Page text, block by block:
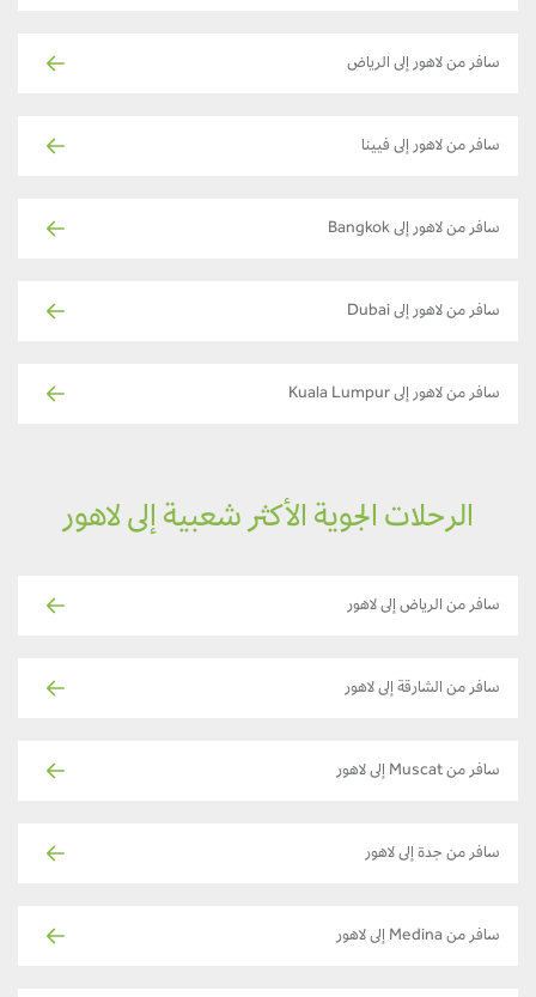
سافر من لاهور إلى الرياض
سافر من لاهور إلى فيينا
سافر من لاهور إلى Bangkok
سافر من لاهور إلى Dubai
سافر من لاهور إلى Kuala Lumpur
الرحلات الجوية الأكثر شعبية إلى لاهور
سافر من الرياض إلى لاهور
سافر من الشارقة إلى لاهور
سافر من Muscat إلى لاهور
سافر من جدة إلى لاهور
سافر من Medina إلى لاهور